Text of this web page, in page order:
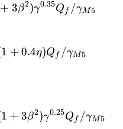
= 2.5 \cdot
+ 3β2)γ0.35Q f /γM5
= 7.1 \cdot
1 + 0.4η)Q f /γM5
= 2.1
1 + 3β2)γ0.25Q f /γM5